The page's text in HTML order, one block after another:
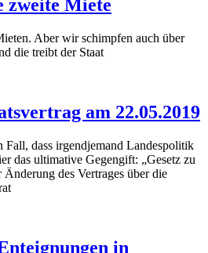
zweite Miete
Aber wir schimpfen auch über
die treibt der Staat
am 22.05.2019
Fall, dass irgendjemand Landespolitik
das ultimative Gegengift: „Gesetz zu
Änderung des Vertrages über die
in